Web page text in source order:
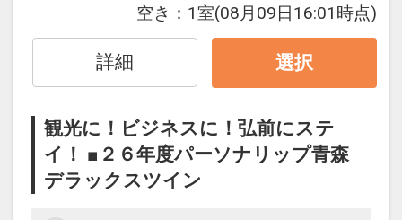
インターネットコース番号：DP-1-
17266856
空き： 1室(08月09日16:01時点)
詳細 選択
観光に！ビジネスに！弘前にステ
イ！ ■２６年度パーソナリップ青森
デラックスツイン